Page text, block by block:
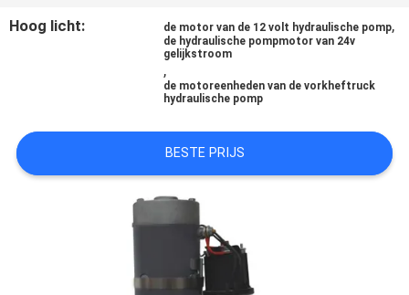
OM EEN
SITEMAP
PRIVACY
Hoog licht: de motor van de 12 volt hydraulische pomp,
de hydraulische pompmotor van 24v
gelijkstroom
,
de motoreenheden van de vorkheftruck
hydraulische pomp
BESTE PRIJS